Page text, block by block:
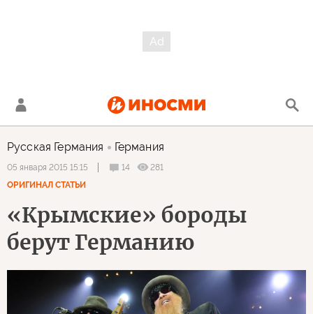
Русская Германия Германия
05 января 2015 15:15 14
281
ОРИГИНАЛ СТАТЬИ
«Крымские» бороды
берут Германию